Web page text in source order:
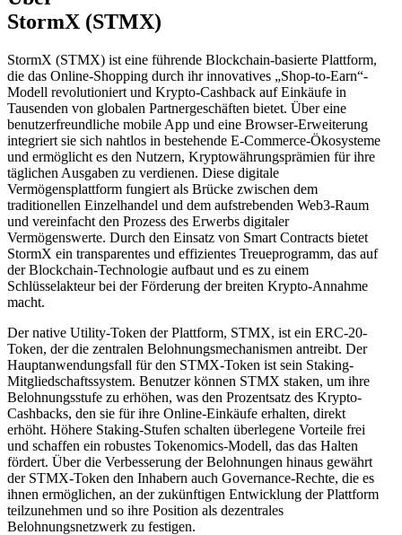
StormX (STMX)
StormX (STMX) ist eine führende Blockchain-basierte Plattform,
die das Online-Shopping durch ihr innovatives „Shop-to-Earn“-
Modell revolutioniert und Krypto-Cashback auf Einkäufe in
Tausenden von globalen Partnergeschäften bietet. Über eine
benutzerfreundliche mobile App und eine Browser-Erweiterung
integriert sie sich nahtlos in bestehende E-Commerce-Ökosysteme
und ermöglicht es den Nutzern, Kryptowährungsprämien für ihre
täglichen Ausgaben zu verdienen. Diese digitale
Vermögensplattform fungiert als Brücke zwischen dem
traditionellen Einzelhandel und dem aufstrebenden Web3-Raum
und vereinfacht den Prozess des Erwerbs digitaler
Vermögenswerte. Durch den Einsatz von Smart Contracts bietet
StormX ein transparentes und effizientes Treueprogramm, das auf
der Blockchain-Technologie aufbaut und es zu einem
Schlüsselakteur bei der Förderung der breiten Krypto-Annahme
macht.
Der native Utility-Token der Plattform, STMX, ist ein ERC-20-
Token, der die zentralen Belohnungsmechanismen antreibt. Der
Hauptanwendungsfall für den STMX-Token ist sein Staking-
Mitgliedschaftssystem. Benutzer können STMX staken, um ihre
Belohnungsstufe zu erhöhen, was den Prozentsatz des Krypto-
Cashbacks, den sie für ihre Online-Einkäufe erhalten, direkt
erhöht. Höhere Staking-Stufen schalten überlegene Vorteile frei
und schaffen ein robustes Tokenomics-Modell, das das Halten
fördert. Über die Verbesserung der Belohnungen hinaus gewährt
der STMX-Token den Inhabern auch Governance-Rechte, die es
ihnen ermöglichen, an der zukünftigen Entwicklung der Plattform
teilzunehmen und so ihre Position als dezentrales
Belohnungsnetzwerk zu festigen.